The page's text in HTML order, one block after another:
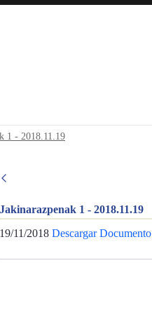
1 - 2018.11.19
Jakinarazpenak 1 - 2018.11.19
19/11/2018 Descargar Documento